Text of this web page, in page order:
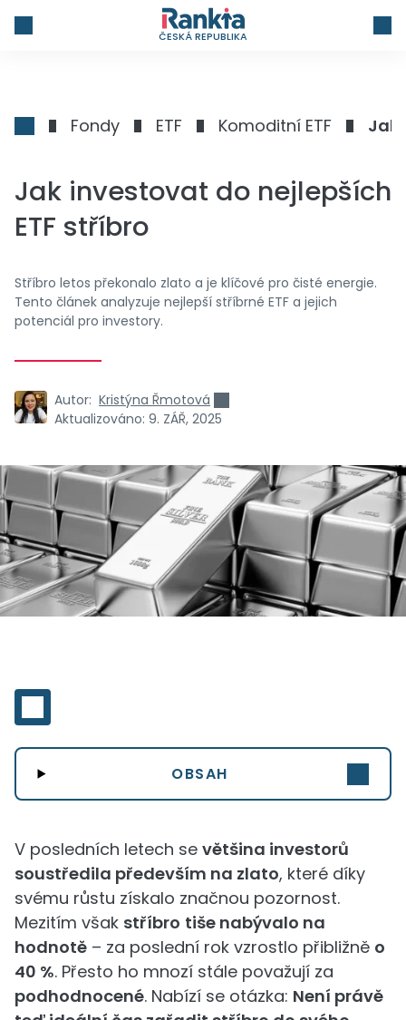
ČESKÁ REPUBLIKA
Fondy ETF Komoditní ETF Jak
Jak investovat do nejlepších
ETF stříbro
Stříbro letos překonalo zlato a je klíčové pro čisté energie.
Tento článek analyzuje nejlepší stříbrné ETF a jejich
potenciál pro investory.
Autor: Kristýna Řmotová
Aktualizováno: 9. ZÁŘ, 2025
OBSAH
V posledních letech se většina investorů
soustředila především na zlato, které díky
svému růstu získalo značnou pozornost.
Mezitím však stříbro tiše nabývalo na
hodnotě – za poslední rok vzrostlo přibližně o
40 %. Přesto ho mnozí stále považují za
podhodnocené. Nabízí se otázka: Není právě